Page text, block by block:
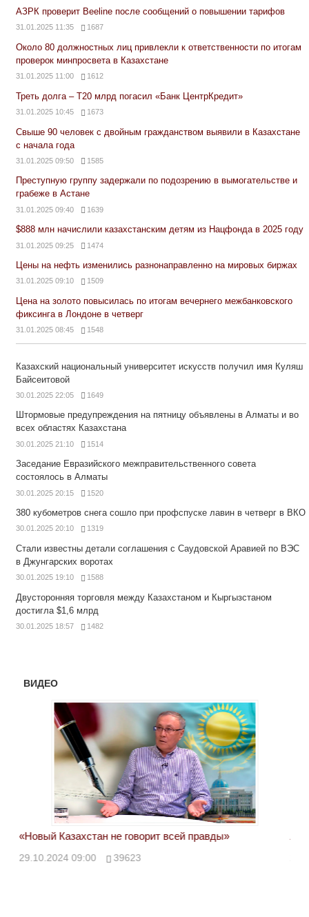
АЗРК проверит Beeline после сообщений о повышении тарифов
31.01.2025 11:35 1687
Около 80 должностных лиц привлекли к ответственности по итогам
проверок минпросвета в Казахстане
31.01.2025 11:00 1612
Треть долга – Т20 млрд погасил «Банк ЦентрКредит»
31.01.2025 10:45 1673
Свыше 90 человек с двойным гражданством выявили в Казахстане
с начала года
31.01.2025 09:50 1585
Преступную группу задержали по подозрению в вымогательстве и
грабеже в Астане
31.01.2025 09:40 1639
$888 млн начислили казахстанским детям из Нацфонда в 2025 году
31.01.2025 09:25 1474
Цены на нефть изменились разнонаправленно на мировых биржах
31.01.2025 09:10 1509
Цена на золото повысилась по итогам вечернего межбанковского
фиксинга в Лондоне в четверг
31.01.2025 08:45 1548
Казахский национальный университет искусств получил имя Куляш
Байсеитовой
30.01.2025 22:05 1649
Штормовые предупреждения на пятницу объявлены в Алматы и во
всех областях Казахстана
30.01.2025 21:10 1514
Заседание Евразийского межправительственного совета
состоялось в Алматы
30.01.2025 20:15 1520
380 кубометров снега сошло при профспуске лавин в четверг в ВКО
30.01.2025 20:10 1319
Стали известны детали соглашения с Саудовской Аравией по ВЭС
в Джунгарских воротах
30.01.2025 19:10 1588
Двусторонняя торговля между Казахстаном и Кыргызстаном
достигла $1,6 млрд
30.01.2025 18:57 1482
ВИДЕО
«Новый Казахстан не говорит всей правды»
29.10.2024 09:00 39623